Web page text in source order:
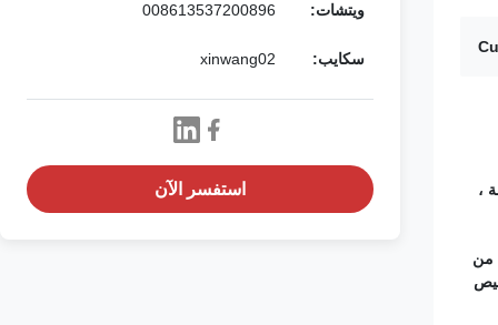
طلقة ،
، من
التخصيص
ويتشات: 008613537200896
سكايب: xinwang02
استفسر الآن